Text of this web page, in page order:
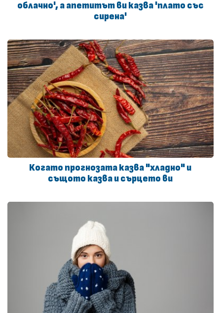
облачно', а апетитът ви казва 'плато със
сирена'
Когато прогнозата казва "хладно" и
същото казва и сърцето ви